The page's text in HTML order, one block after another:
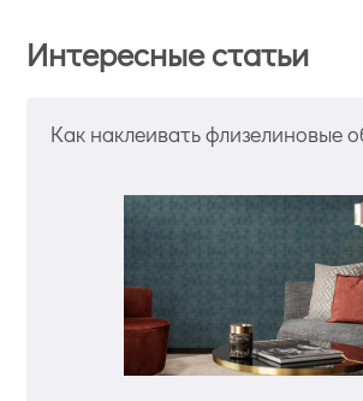
Интересные статьи
Как наклеивать флизелиновые